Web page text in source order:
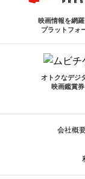
映画情報を網
プラットフォ
オトクなデジ
映画鑑賞券
会社概